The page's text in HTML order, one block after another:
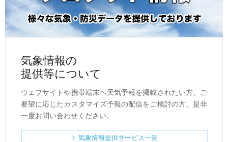
気象情報の
提供等について
ウェブサイトや携帯端末へ天気予報を掲載されたい方、ご
要望に応じたカスタマイズ予報の配信をご検討の方、是非
一度お問い合わせください。
 気象情報提供サービス一覧